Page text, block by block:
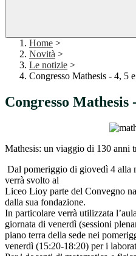
Home >
Novità >
Le notizie >
Congresso Mathesis - 4, 5
Congresso Mathesis
Mathesis: un viaggio di 130 anni
Dal pomeriggio di giovedì 4 alla
verrà svolto al
Liceo Lioy parte del Convegno
dalla sua fondazione.
In particolare verrà utilizzata
giornata di venerdì (sessioni
piano terra della sede nei
venerdì (15:20-18:20) per i